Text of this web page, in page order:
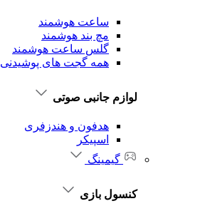
ساعت هوشمند
مچ بند هوشمند
گلس ساعت هوشمند
همه گجت های پوشیدنی
لوازم جانبی صوتی
هدفون و هندزفری
اسپیکر
گیمینگ
کنسول بازی